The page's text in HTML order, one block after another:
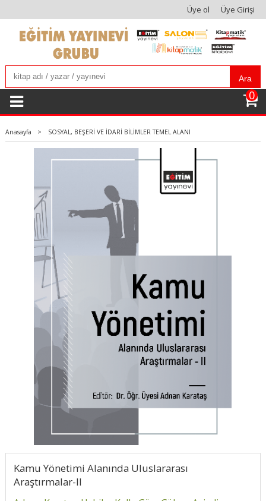
Üye ol Üye Girişi
Ara
0
Anasayfa > SOSYAL, BEŞERİ VE İDARİ BİLİMLER TEMEL ALANI
Kamu Yönetimi Alanında Uluslararası
Araştırmalar-II